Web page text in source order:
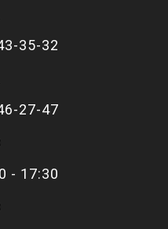
35-32
27-47
- 17:30